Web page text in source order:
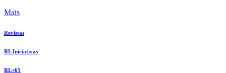
Mais
Revistas
RL Iniciativas
RL+65